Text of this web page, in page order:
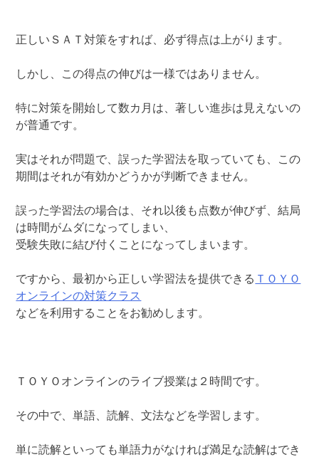
正しいＳＡＴ対策をすれば、必ず得点は上がります。
しかし、この得点の伸びは一様ではありません。
特に対策を開始して数カ月は、著しい進歩は見えないの
が普通です。
実はそれが問題で、誤った学習法を取っていても、この
期間はそれが有効かどうかが判断できません。
誤った学習法の場合は、それ以後も点数が伸びず、結局
は時間がムダになってしまい、
受験失敗に結び付くことになってしまいます。
ですから、最初から正しい学習法を提供できる ＴＯＹＯ
オンラインの対策クラス
などを利用することをお勧めします。
ＴＯＹＯオンラインのライブ授業は２時間です。
その中で、単語、読解、文法などを学習します。
単に読解といっても単語力がなければ満足な読解はでき